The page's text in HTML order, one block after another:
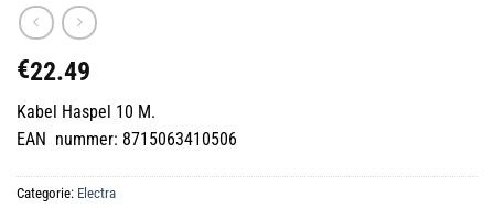
€22.49
Kabel Haspel 10 M.
EAN nummer: 8715063410506
Categorie: Electra